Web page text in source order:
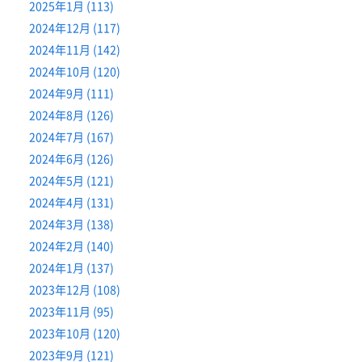
2025年1月 (113)
2024年12月 (117)
2024年11月 (142)
2024年10月 (120)
2024年9月 (111)
2024年8月 (126)
2024年7月 (167)
2024年6月 (126)
2024年5月 (121)
2024年4月 (131)
2024年3月 (138)
2024年2月 (140)
2024年1月 (137)
2023年12月 (108)
2023年11月 (95)
2023年10月 (120)
2023年9月 (121)